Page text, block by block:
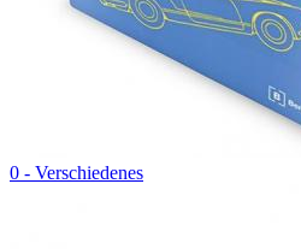
0 - Verschiedenes